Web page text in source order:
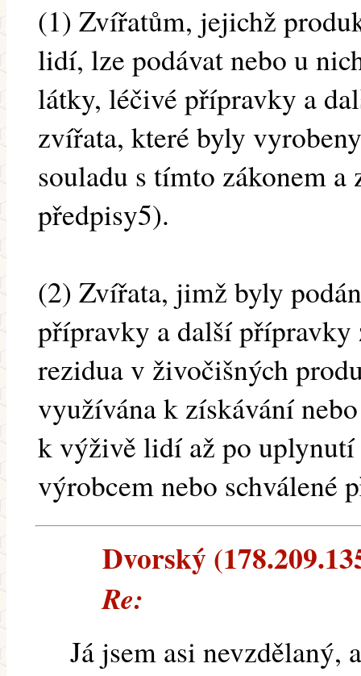
(1) Zvířatům, jejichž
lidí, lze podávat nebo u
látky, léčivé přípravky a
zvířata, které byly
souladu s tímto zákonem
předpisy5).
(2) Zvířata, jimž byly
přípravky a další přípravky
rezidua v živočišných
využívána k získávání
k výživě lidí až po uplynutí
výrobcem nebo schválené
Dvorský
Re:
Já jsem asi nevzdělaný,